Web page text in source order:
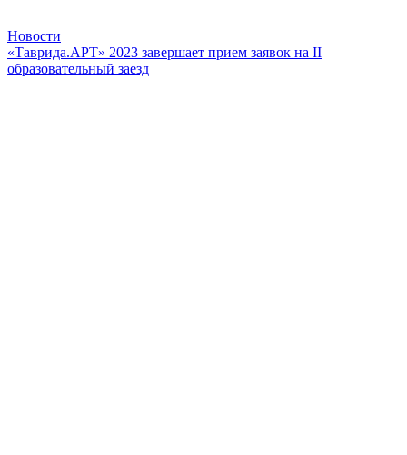
Новости
«Таврида.АРТ» 2023 завершает прием заявок на II
образовательный заезд